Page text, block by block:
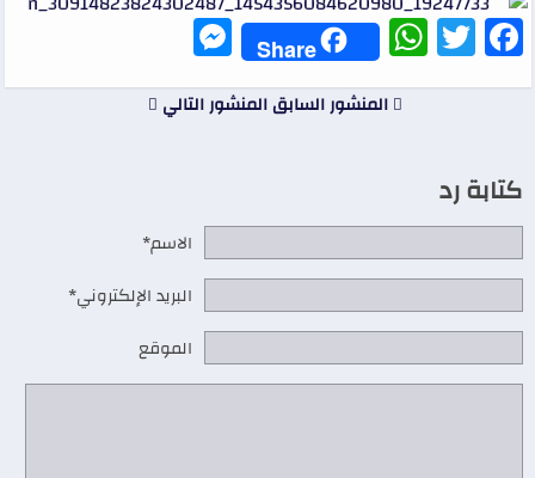
Facebook
Twitter
WhatsApp
Share
Messenger
المنشور السابقالمنشور التالي
كتابة رد
الاسم*
البريد الإلكتروني*
الموقع